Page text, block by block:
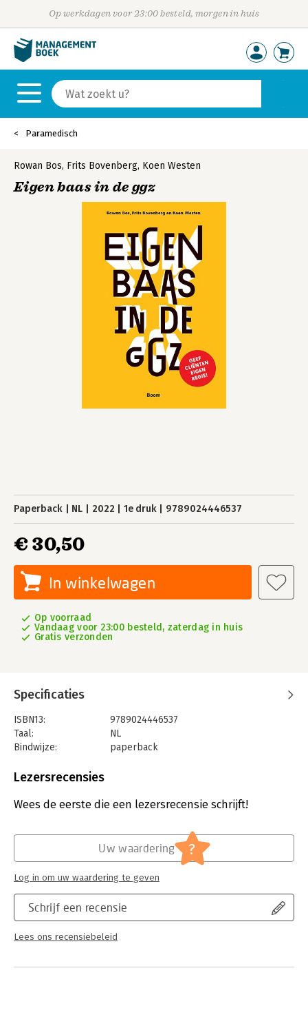
Op werkdagen voor 23:00 besteld, morgen in huis
Paramedisch
Rowan Bos, Frits Bovenberg, Koen Westen
Eigen baas in de ggz
Paperback NL 2022 1e druk 9789024446537
€ 30,50
In winkelwagen
Op voorraad
Vandaag voor 23:00 besteld, zaterdag in huis
Gratis verzonden
Specificaties
ISBN13:
9789024446537
Taal:
NL
Bindwijze:
paperback
Uitgever:
Verschijningsdatum:
24-3-2022
Lezersrecensies
Wees de eerste die een lezersrecensie schrijft!
Schrijf een recensie
Lees ons recensiebeleid
Uw waardering ?
Log in om uw waardering te geven